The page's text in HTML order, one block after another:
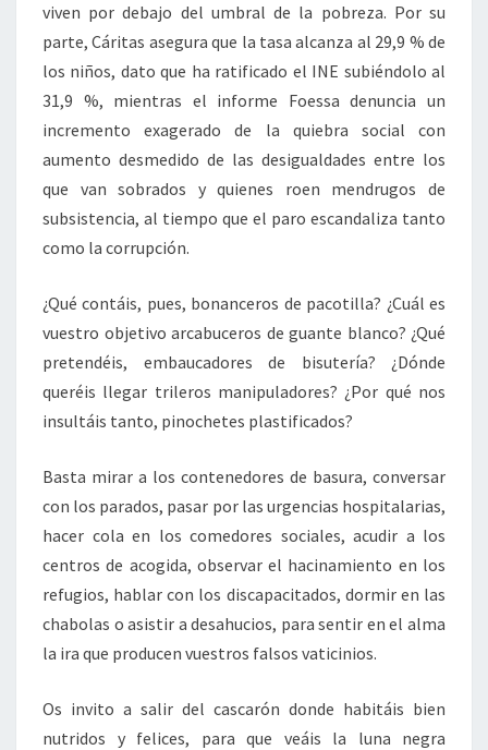
viven por debajo del umbral de la pobreza. Por su
parte, Cáritas asegura que la tasa alcanza al 29,9 % de
los niños, dato que ha ratificado el INE subiéndolo al
31,9 %, mientras el informe Foessa denuncia un
incremento exagerado de la quiebra social con
aumento desmedido de las desigualdades entre los
que van sobrados y quienes roen mendrugos de
subsistencia, al tiempo que el paro escandaliza tanto
como la corrupción.
¿Qué contáis, pues, bonanceros de pacotilla? ¿Cuál es
vuestro objetivo arcabuceros de guante blanco? ¿Qué
pretendéis, embaucadores de bisutería? ¿Dónde
queréis llegar trileros manipuladores? ¿Por qué nos
insultáis tanto, pinochetes plastificados?
Basta mirar a los contenedores de basura, conversar
con los parados, pasar por las urgencias hospitalarias,
hacer cola en los comedores sociales, acudir a los
centros de acogida, observar el hacinamiento en los
refugios, hablar con los discapacitados, dormir en las
chabolas o asistir a desahucios, para sentir en el alma
la ira que producen vuestros falsos vaticinios.
Os invito a salir del cascarón donde habitáis bien
nutridos y felices, para que veáis la luna negra